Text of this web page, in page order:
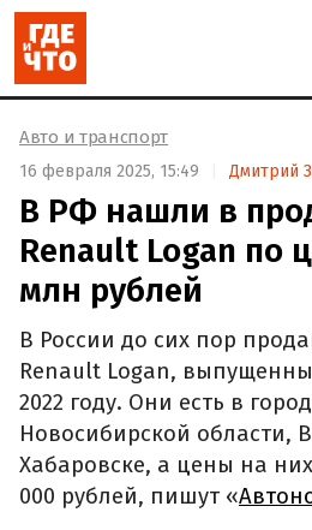
Авто и транспорт
16 февраля 2025, 15:49 Дмитрий
В РФ нашли в
Renault Logan по
млн рублей
В России до сих пор
Renault Logan,
2022 году. Они есть в
Новосибирской области,
Хабаровске, а цены на них
000 рублей, пишут «